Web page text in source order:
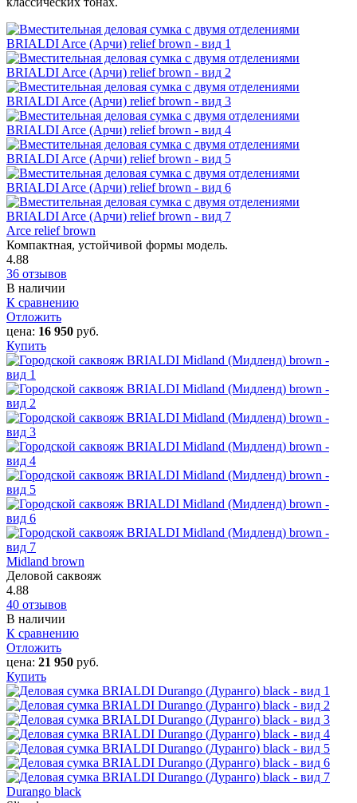
Arce relief brown
Компактная, устойчивой формы модель.
4.88
36 отзывов
В наличии
К сравнению
Отложить
цена: 16 950 руб.
Купить
Midland brown
Деловой саквояж
4.88
40 отзывов
В наличии
К сравнению
Отложить
цена: 21 950 руб.
Купить
Durango black